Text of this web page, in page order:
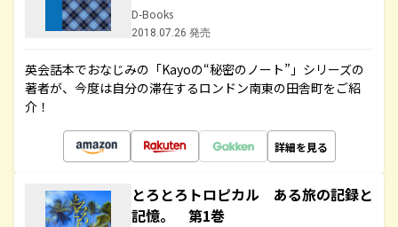
D-Books
2018.07.26 発売
英会話本でおなじみの「Kayoの“秘密のノート”」シリーズの
著者が、今度は自分の滞在するロンドン南東の田舎町をご紹
介！
詳細を見る
とろとろトロピカル ある旅の記録と
記憶。 第1巻